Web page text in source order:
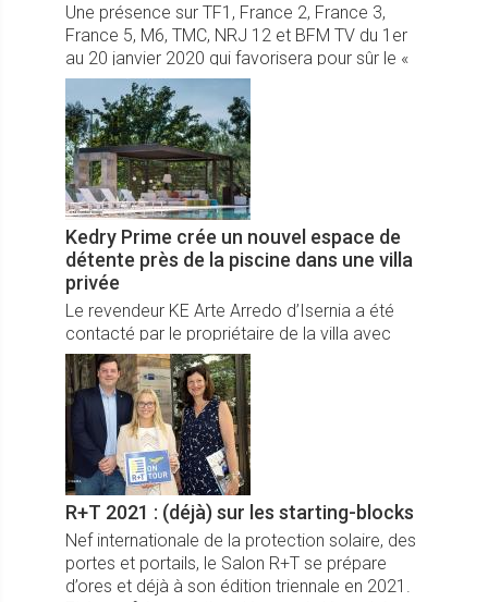
Une présence sur TF1, France 2, France 3,
France 5, M6, TMC, NRJ 12 et BFM TV du 1er
au 20 janvier 2020 qui favorisera pour sûr le «
réflexe Repar’stores »
Kedry Prime crée un nouvel espace de
détente près de la piscine dans une villa
privée
Le revendeur KE Arte Arredo d’Isernia a été
contacté par le propriétaire de la villa avec
comme nécessité la création d’un coin salon
près de la piscine.
R+T 2021 : (déjà) sur les starting-blocks
Nef internationale de la protection solaire, des
portes et portails, le Salon R+T se prépare
d’ores et déjà à son édition triennale en 2021.